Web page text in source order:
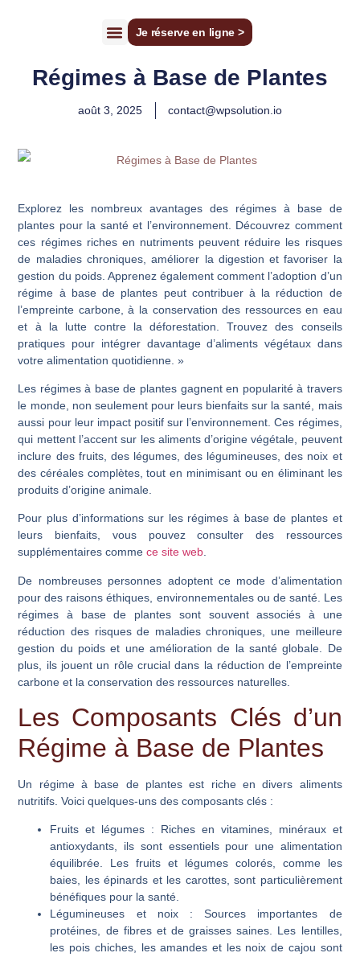
Je réserve en ligne >
Régimes à Base de Plantes
août 3, 2025 contact@wpsolution.io
Explorez les nombreux avantages des régimes à base de
plantes pour la santé et l’environnement. Découvrez comment
ces régimes riches en nutriments peuvent réduire les risques
de maladies chroniques, améliorer la digestion et favoriser la
gestion du poids. Apprenez également comment l’adoption d’un
régime à base de plantes peut contribuer à la réduction de
l’empreinte carbone, à la conservation des ressources en eau
et à la lutte contre la déforestation. Trouvez des conseils
pratiques pour intégrer davantage d’aliments végétaux dans
votre alimentation quotidienne. »
Les régimes à base de plantes gagnent en popularité à travers
le monde, non seulement pour leurs bienfaits sur la santé, mais
aussi pour leur impact positif sur l’environnement. Ces régimes,
qui mettent l’accent sur les aliments d’origine végétale, peuvent
inclure des fruits, des légumes, des légumineuses, des noix et
des céréales complètes, tout en minimisant ou en éliminant les
produits d’origine animale.
Pour plus d’informations sur les régimes à base de plantes et
leurs bienfaits, vous pouvez consulter des ressources
supplémentaires commece site web.
De nombreuses personnes adoptent ce mode d’alimentation
pour des raisons éthiques, environnementales ou de santé. Les
régimes à base de plantes sont souvent associés à une
réduction des risques de maladies chroniques, une meilleure
gestion du poids et une amélioration de la santé globale. De
plus, ils jouent un rôle crucial dans la réduction de l’empreinte
carbone et la conservation des ressources naturelles.
Les Composants Clés d’un
Régime à Base de Plantes
Un régime à base de plantes est riche en divers aliments
nutritifs. Voici quelques-uns des composants clés :
Fruits et légumes : Riches en vitamines, minéraux et
antioxydants, ils sont essentiels pour une alimentation
équilibrée. Les fruits et légumes colorés, comme les
baies, les épinards et les carottes, sont particulièrement
bénéfiques pour la santé.
Légumineuses et noix: Sources importantes de
protéines, de fibres et de graisses saines. Les lentilles,
les pois chiches, les amandes et les noix de cajou sont